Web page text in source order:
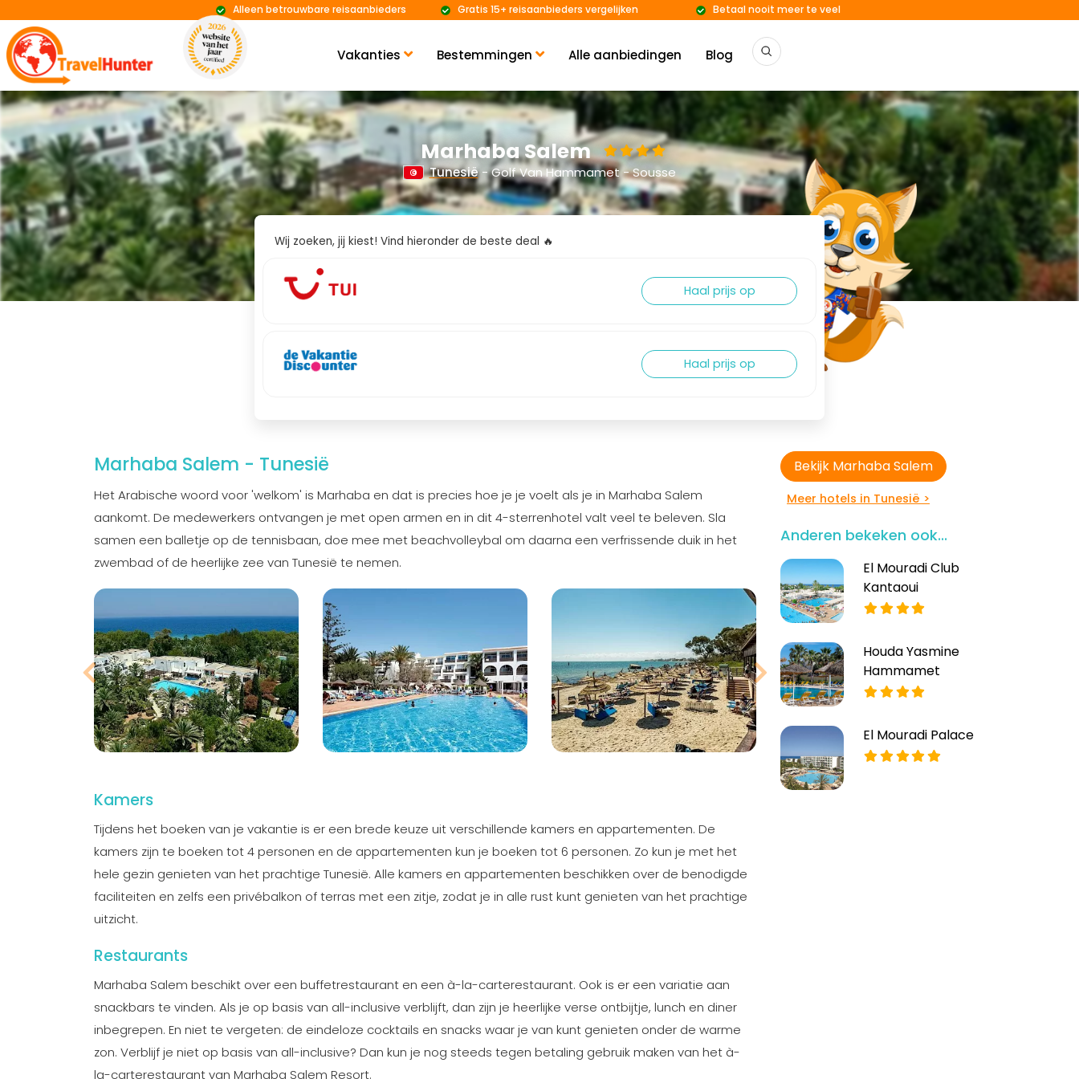
Vakanties Bestemmingen Alle aanbiedingen Blog
Alleen betrouwbare reisaanbieders Gratis 15+ reisaanbieders vergelijken Betaal nooit meer te veel
Marhaba Salem
Tunesië- Golf Van Hammamet - Sousse
Wij zoeken, jij kiest! Vind hieronder de beste deal 🔥
Haal prijs op
Haal prijs op
Marhaba Salem - Tunesië
Het Arabische woord voor 'welkom' is Marhaba en dat is precies hoe je je voelt als je in Marhaba Salem
aankomt. De medewerkers ontvangen je met open armen en in dit 4-sterrenhotel valt veel te beleven. Sla
samen een balletje op de tennisbaan, doe mee met beachvolleybal om daarna een verfrissende duik in het
zwembad of de heerlijke zee van Tunesië te nemen.
Kamers
Tijdens het boeken van je vakantie is er een brede keuze uit verschillende kamers en appartementen. De
kamers zijn te boeken tot 4 personen en de appartementen kun je boeken tot 6 personen. Zo kun je met het
hele gezin genieten van het prachtige Tunesië. Alle kamers en appartementen beschikken over de benodigde
faciliteiten en zelfs een privébalkon of terras met een zitje, zodat je in alle rust kunt genieten van het prachtige
uitzicht.
Restaurants
Marhaba Salem beschikt over een buffetrestaurant en een à-la-carterestaurant. Ook is er een variatie aan
snackbars te vinden. Als je op basis van all-inclusive verblijft, dan zijn je heerlijke verse ontbijtje, lunch en diner
inbegrepen. En niet te vergeten: de eindeloze cocktails en snacks waar je van kunt genieten onder de warme
zon. Verblijf je niet op basis van all-inclusive? Dan kun je nog steeds tegen betaling gebruik maken van het à-
la-carterestaurant van Marhaba Salem Resort.
Bekijk Marhaba Salem
Meer hotels in Tunesië >
Anderen bekeken ook...
El Mouradi Club
Kantaoui
Houda Yasmine
Hammamet
El Mouradi Palace